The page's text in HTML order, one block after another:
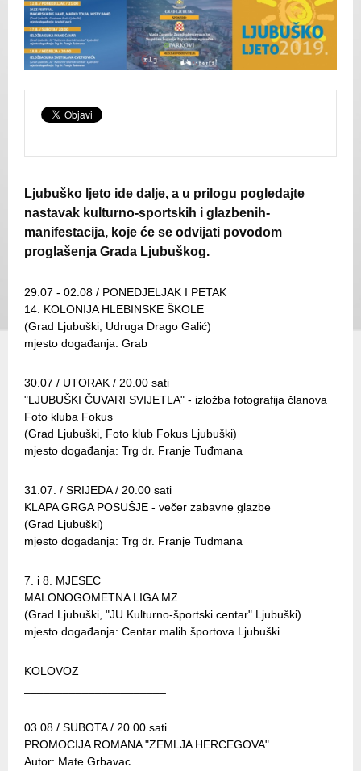
Ljubuško ljeto ide dalje, a u prilogu pogledajte
nastavak kulturno-sportskih i glazbenih-
manifestacija, koje će se odvijati povodom
proglašenja Grada Ljubuškog.
29.07 - 02.08 / PONEDJELJAK I PETAK
14. KOLONIJA HLEBINSKE ŠKOLE
(Grad Ljubuški, Udruga Drago Galić)
mjesto događanja: Grab
30.07 / UTORAK / 20.00 sati
"LJUBUŠKI ČUVARI SVIJETLA" - izložba fotografija članova
Foto kluba Fokus
(Grad Ljubuški, Foto klub Fokus Ljubuški)
mjesto događanja: Trg dr. Franje Tuđmana
31.07. / SRIJEDA / 20.00 sati
KLAPA GRGA POSUŠJE - večer zabavne glazbe
(Grad Ljubuški)
mjesto događanja: Trg dr. Franje Tuđmana
7. i 8. MJESEC
MALONOGOMETNA LIGA MZ
(Grad Ljubuški, "JU Kulturno-športski centar" Ljubuški)
mjesto događanja: Centar malih športova Ljubuški
KOLOVOZ
03.08 / SUBOTA / 20.00 sati
PROMOCIJA ROMANA "ZEMLJA HERCEGOVA"
Autor: Mate Grbavac